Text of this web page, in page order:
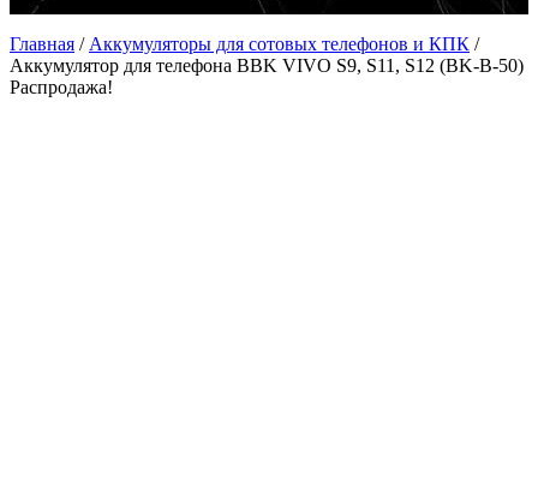
Главная / Аккумуляторы для сотовых телефонов и КПК /
Аккумулятор для телефона BBK VIVO S9, S11, S12 (BK-B-50)
Распродажа!